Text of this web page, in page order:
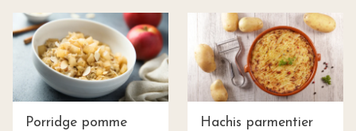
Porridge pomme
Hachis parmentier